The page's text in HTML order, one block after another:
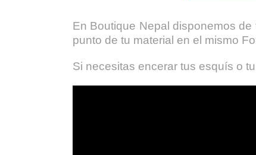
En Boutique Nepal disponemos
punto de tu material en el mismo
Si necesitas encerar tus esquís o